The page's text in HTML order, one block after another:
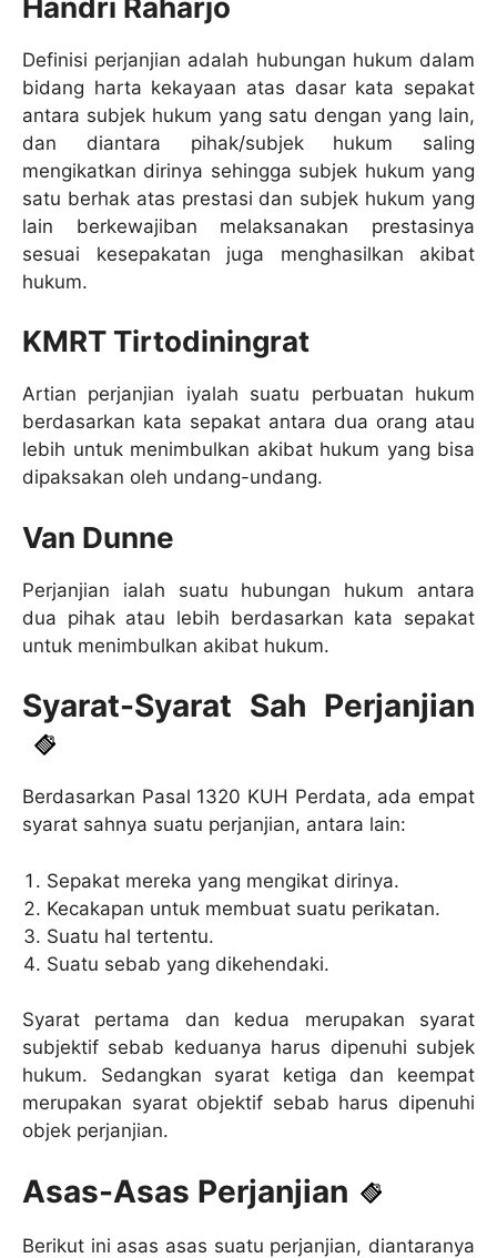
Handri Raharjo
Definisi perjanjian adalah hubungan hukum dalam
bidang harta kekayaan atas dasar kata sepakat
antara subjek hukum yang satu dengan yang lain,
dan diantara pihak/subjek hukum saling
mengikatkan dirinya sehingga subjek hukum yang
satu berhak atas prestasi dan subjek hukum yang
lain berkewajiban melaksanakan prestasinya
sesuai kesepakatan juga menghasilkan akibat
hukum.
KMRT Tirtodiningrat
Artian perjanjian iyalah suatu perbuatan hukum
berdasarkan kata sepakat antara dua orang atau
lebih untuk menimbulkan akibat hukum yang bisa
dipaksakan oleh undang-undang.
Van Dunne
Perjanjian ialah suatu hubungan hukum antara
dua pihak atau lebih berdasarkan kata sepakat
untuk menimbulkan akibat hukum.
Syarat-Syarat Sah Perjanjian
Berdasarkan Pasal 1320 KUH Perdata, ada empat
syarat sahnya suatu perjanjian, antara lain:
Sepakat mereka yang mengikat dirinya.
Kecakapan untuk membuat suatu perikatan.
Suatu hal tertentu.
Suatu sebab yang dikehendaki.
Syarat pertama dan kedua merupakan syarat
subjektif sebab keduanya harus dipenuhi subjek
hukum. Sedangkan syarat ketiga dan keempat
merupakan syarat objektif sebab harus dipenuhi
objek perjanjian.
Asas-Asas Perjanjian
Berikut ini asas asas suatu perjanjian, diantaranya